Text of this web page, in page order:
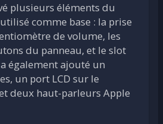
plusieurs éléments du
comme base : la prise
de volume, les
du panneau, et le slot
également ajouté un
un port LCD sur le
deux haut-parleurs Apple